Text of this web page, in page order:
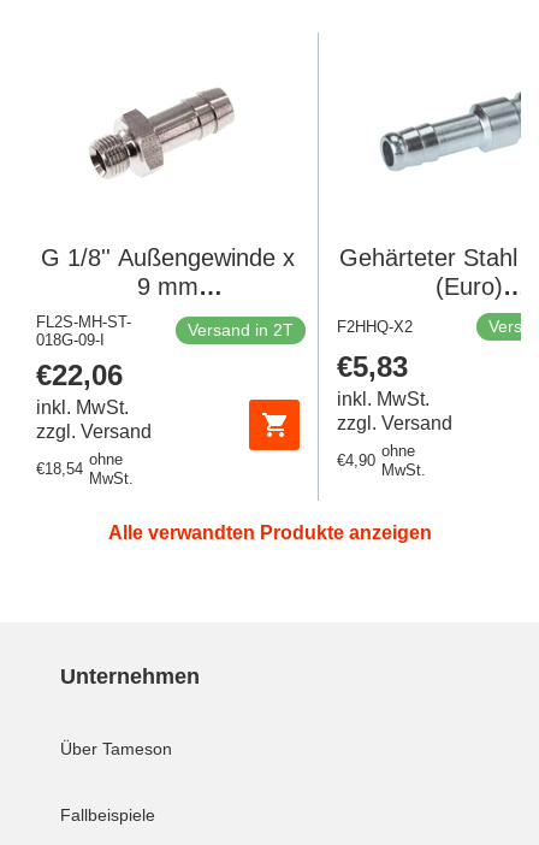
G 1/8'' Außengewinde x
9 mm
Schlauchanschluss aus
Edelstahl 40 bar
FL2S-MH-ST-
018G-09-I
Versand in 2T
Regulärer
Preis
€22,06
inkl. MwSt.
zzgl. Versand
Regulärer
€18,54
ohne
MwSt.
Gehärteter Stahl
(Euro)
mm
F2HHQ-X2
Regulärer
Preis
€5,83
inkl. MwSt.
zzgl. Versand
Regulärer
€4,90
ohne
MwSt.
Alle verwandten Produkte anzeigen
Unternehmen
Über Tameson
Fallbeispiele